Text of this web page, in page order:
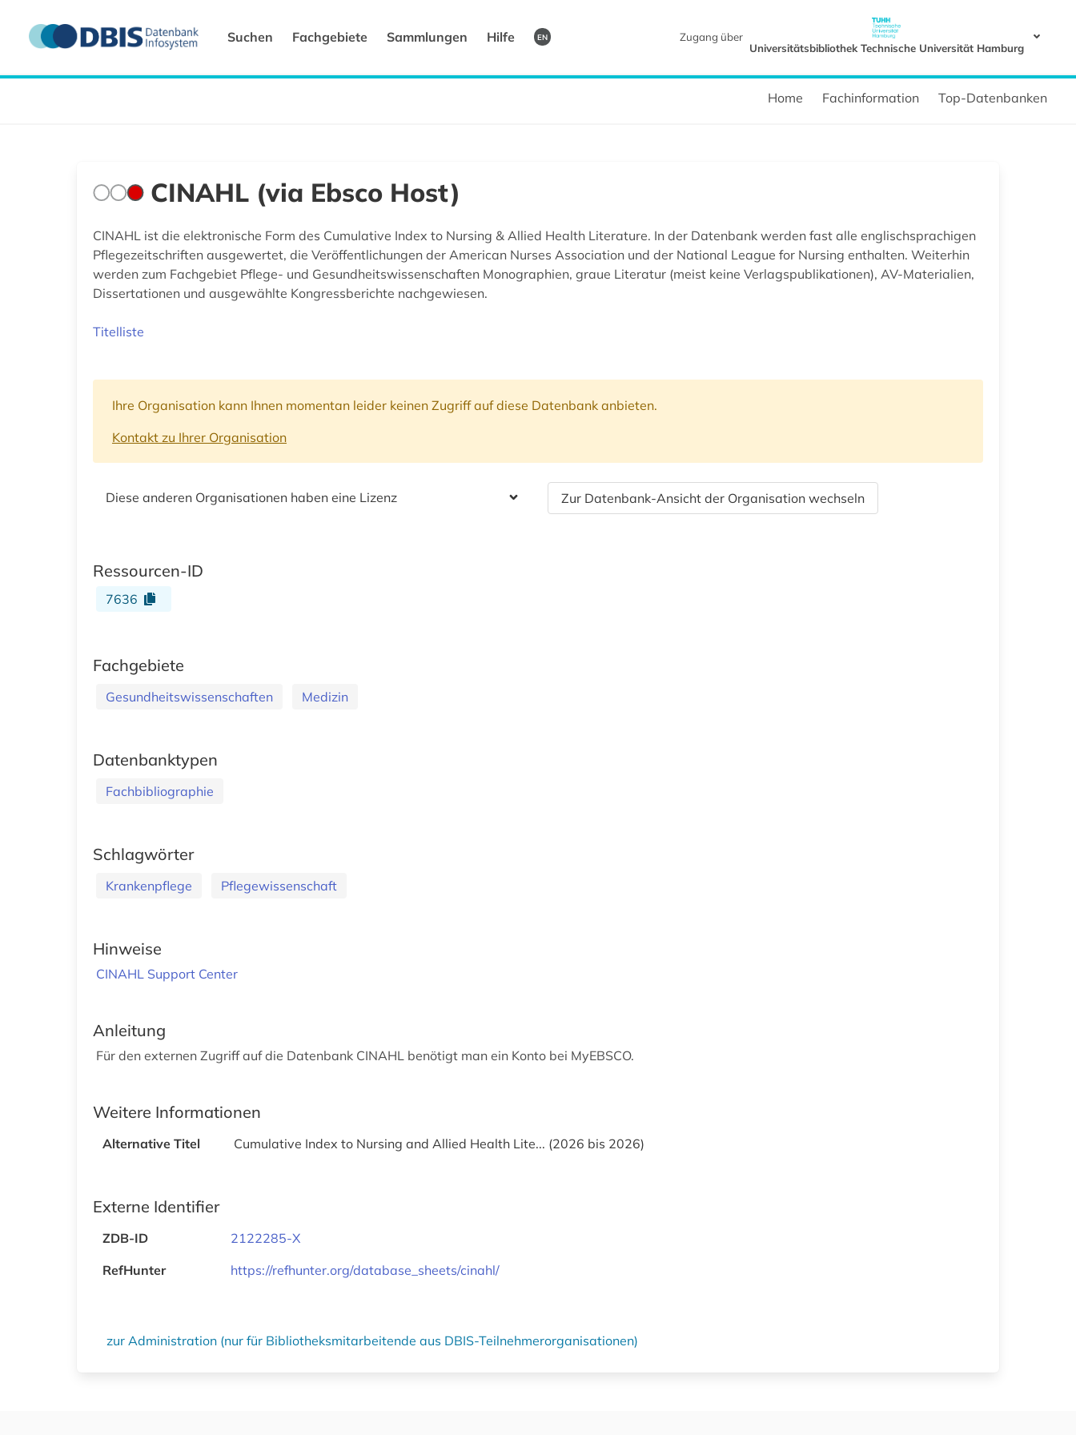
Suchen Fachgebiete Sammlungen Hilfe EN
Zugang über
Universitätsbibliothek Technische Universität Hamburg
Home Fachinformation Top-Datenbanken
CINAHL (via Ebsco Host)
CINAHL ist die elektronische Form des Cumulative Index to Nursing & Allied Health Literature. In der Datenbank werden fast alle englischsprachigen
Pflegezeitschriften ausgewertet, die Veröffentlichungen der American Nurses Association und der National League for Nursing enthalten. Weiterhin
werden zum Fachgebiet Pflege- und Gesundheitswissenschaften Monographien, graue Literatur (meist keine Verlagspublikationen), AV-Materialien,
Dissertationen und ausgewählte Kongressberichte nachgewiesen.
Titelliste
Ihre Organisation kann Ihnen momentan leider keinen Zugriff auf diese Datenbank anbieten.
Kontakt zu Ihrer Organisation
Diese anderen Organisationen haben eine Lizenz Zur Datenbank-Ansicht der Organisation wechseln
Ressourcen-ID
7636
Fachgebiete
Gesundheitswissenschaften Medizin
Datenbanktypen
Fachbibliographie
Schlagwörter
Krankenpflege Pflegewissenschaft
Hinweise
CINAHL Support Center
Anleitung
Für den externen Zugriff auf die Datenbank CINAHL benötigt man ein Konto bei MyEBSCO.
Weitere Informationen
Alternative Titel Cumulative Index to Nursing and Allied Health Lite... (2026 bis 2026)
Externe Identifier
ZDB-ID
2122285-X
RefHunter
https://refhunter.org/database_sheets/cinahl/
zur Administration (nur für Bibliotheksmitarbeitende aus DBIS-Teilnehmerorganisationen)